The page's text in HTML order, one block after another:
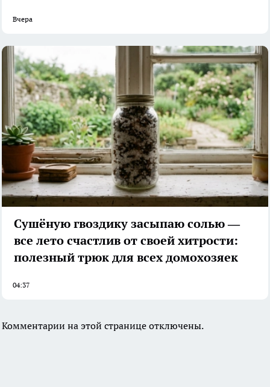
Вчера
Сушёную гвоздику засыпаю солью —
все лето счастлив от своей хитрости:
полезный трюк для всех домохозяек
04:37
Комментарии на этой странице отключены.